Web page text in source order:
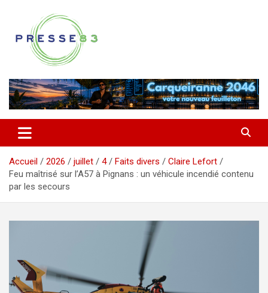
contenu
Presse 83
Accueil 2026 juillet 4 Faits divers
Claire Lefort
Feu maîtrisé sur l’A57 à Pignans : un véhicule incendié contenu
par les secours